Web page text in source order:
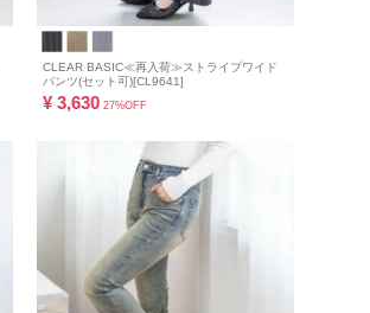
CLEAR BASIC≪再入荷≫ストライプワイド
パンツ(セット可)[CL9641]
¥ 3,630 27%OFF